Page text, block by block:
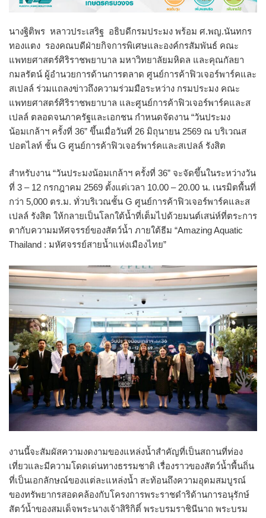
นางฐิติพร หลาวประเสริฐ อธิบดีกรมประมง พร้อม ศ.พญ.นันทกร
ทองแตง รองคณบดีฝ่ายกิจการพิเศษและองค์กรสัมพันธ์ คณะ
แพทยศาสตร์ศิริราชพยาบาล มหาวิทยาลัยมหิดล และคุณกัลยา
กมลรัตน์ ผู้อำนวยการด้านการตลาด ศูนย์การค้าฟิวเจอร์พาร์คและ
สเปลล์ ร่วมแถลงข่าวถึงความร่วมมือระหว่าง กรมประมง คณะ
แพทยศาสตร์ศิริราชพยาบาล และศูนย์การค้าฟิวเจอร์พาร์คและส
เปลล์ ตลอดจนภาครัฐและเอกชน กำหนดจัดงาน “วันประมง
น้อมเกล้าฯ ครั้งที่ 36” ขึ้นเมื่อวันที่ 26 มิถุนายน 2569 ณ บริเวณส
ปอตไลท์ ชั้น G ศูนย์การค้าฟิวเจอร์พาร์คและสเปลล์ รังสิต
สำหรับงาน “วันประมงน้อมเกล้าฯ ครั้งที่ 36” จะจัดขึ้นในระหว่างวัน
ที่ 3 – 12 กรกฎาคม 2569 ตั้งแต่เวลา 10.00 – 20.00 น. เนรมิตพื้นที่
กว่า 5,000 ตร.ม. ทั่วบริเวณชั้น G ศูนย์การค้าฟิวเจอร์พาร์คและส
เปลล์ รังสิต ให้กลายเป็นโลกใต้น้ำที่เต็มไปด้วยมนต์เสน่ห์ที่ตระการ
ตากับความมหัศจรรย์ของสัตว์น้ำ ภายใต้ธีม “Amazing Aquatic
Thailand : มหัศจรรย์สายน้ำแห่งเมืองไทย”
งานนี้จะสัมผัสความงดงามของแหล่งน้ำสำคัญที่เป็นสถานที่ท่อง
เที่ยวและมีความโดดเด่นทางธรรมชาติ เรื่องราวของสัตว์น้ำพื้นถิ่น
ที่เป็นเอกลักษณ์ของแต่ละแหล่งน้ำ สะท้อนถึงความอุดมสมบูรณ์
ของทรัพยากรสอดคล้องกับโครงการพระราชดำริด้านการอนุรักษ์
สัตว์น้ำของสมเด็จพระนางเจ้าสิริกิติ์ พระบรมราชินีนาถ พระบรม